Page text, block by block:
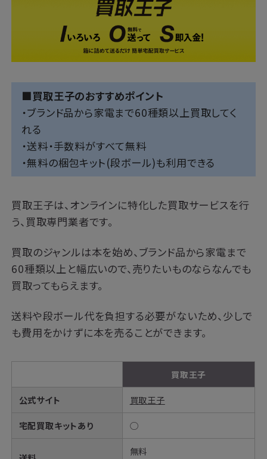
■買取王子のおすすめポイント
・ブランド品から家電まで60種類以上買取してく
れる
・送料・手数料がすべて無料
・無料の梱包キット(段ボール)も利用できる
買取王子は、オンラインに特化した買取サービスを行
う、買取専門業者です。
買取のジャンルは本を始め、ブランド品から家電まで
60種類以上と幅広いので、売りたいものならなんでも
買取ってもらえます。
送料や段ボール代を負担する必要がないため、少しで
も費用をかけずに本を売ることができます。
買取王子
公式サイト 買取王子
宅配買取キットあり ◯
無料